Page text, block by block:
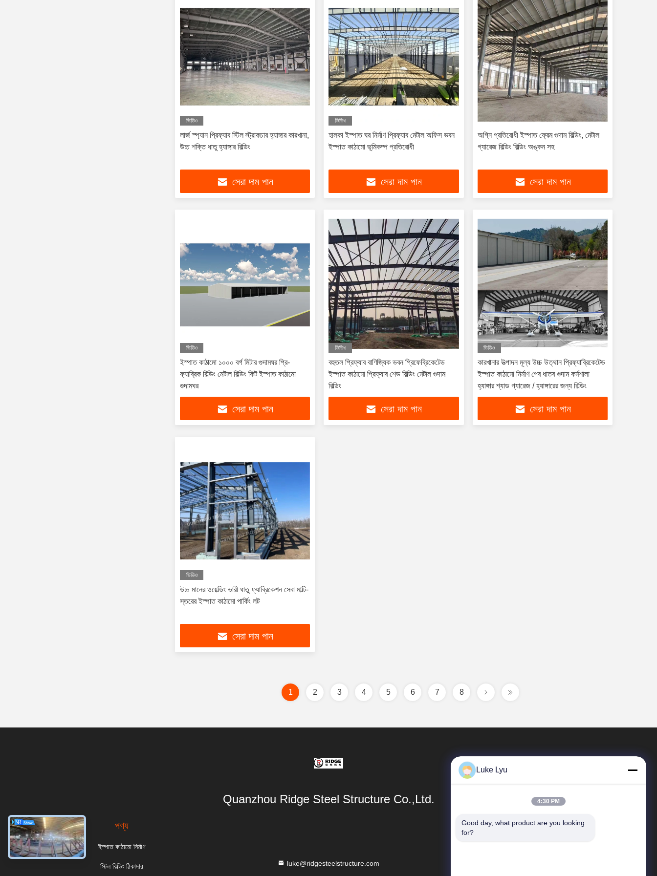
ভিডিও
লার্জ স্প্যান প্রিফ্যাব স্টিল স্ট্রাকচার হ্যাঙ্গার কারখানা,
উচ্চ শক্তি ধাতু হ্যাঙ্গার বিল্ডিং
সেরা দাম পান
ভিডিও
হালকা ইস্পাত ঘর নির্মাণ প্রিফ্যাব মেটাল অফিস ভবন
ইস্পাত কাঠামো ভূমিকম্প প্রতিরোধী
সেরা দাম পান
অগ্নি প্রতিরোধী ইস্পাত ফ্রেম গুদাম বিল্ডিং, মেটাল
গ্যারেজ বিল্ডিং বিল্ডিং অঙ্কন সহ
সেরা দাম পান
ভিডিও
ইস্পাত কাঠামো ১০০০ বর্গ মিটার গুদামঘর প্রি-
ফ্যাব্রিক বিল্ডিং মেটাল বিল্ডিং কিট ইস্পাত কাঠামো
গুদামঘর
সেরা দাম পান
ভিডিও
বহুতল প্রিফ্যাব বাণিজ্যিক ভবন প্রিফেব্রিকেটেড
ইস্পাত কাঠামো প্রিফ্যাব শেড বিল্ডিং মেটাল গুদাম
বিল্ডিং
সেরা দাম পান
ভিডিও
কারখানার উত্পাদন মূল্য উচ্চ উত্থান প্রিফ্যাব্রিকেটেড
ইস্পাত কাঠামো নির্মাণ পেব ধাতব গুদাম কর্মশালা
হ্যাঙ্গার শ্যাড গ্যারেজ / হ্যাঙ্গারের জন্য বিল্ডিং
সেরা দাম পান
ভিডিও
উচ্চ মানের ওয়েল্ডিং ভারী ধাতু ফ্যাব্রিকেশন সেবা মাল্টি-
স্তরের ইস্পাত কাঠামো পার্কিং লট
সেরা দাম পান
1 2 3 4 5 6 7 8
Quanzhou Ridge Steel Structure Co.,Ltd.
পণ্য
ইস্পাত কাঠামো নির্মাণ
স্টিল বিল্ডিং ঠিকাদার luke@ridgesteelstructure.com
দ্রুত লিঙ্ক
Luke Lyu
4:30 PM
Good day, what product are you looking
for?